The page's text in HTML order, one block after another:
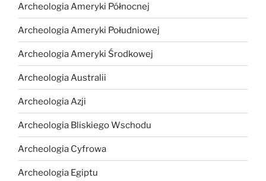
Archeologia Ameryki Północnej
Archeologia Ameryki Południowej
Archeologia Ameryki Środkowej
Archeologia Australii
Archeologia Azji
Archeologia Bliskiego Wschodu
Archeologia Cyfrowa
Archeologia Egiptu